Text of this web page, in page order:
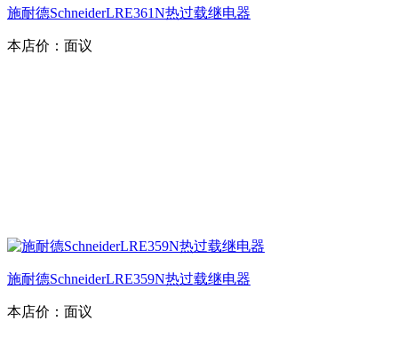
施耐德SchneiderLRE361N热过载继电器
本店价： 面议
施耐德SchneiderLRE359N热过载继电器
本店价： 面议